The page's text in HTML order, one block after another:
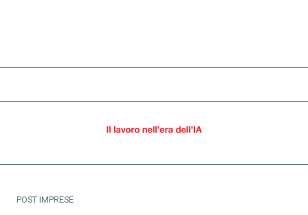
POST IMPRESE